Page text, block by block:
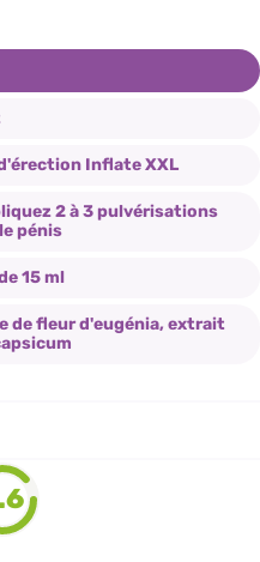
Inflate XXL
2 à 3 pulvérisations
pénis
15 ml
de fleur d'eugénia, extrait